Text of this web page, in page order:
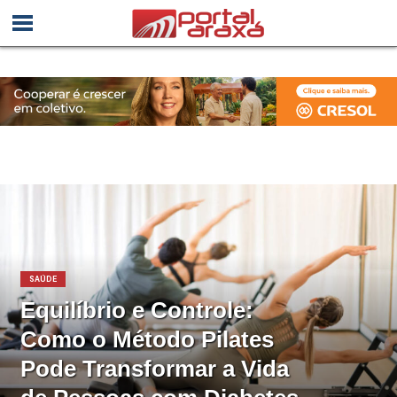
SAÚDE
Equilíbrio e Controle:
Como o Método Pilates
Pode Transformar a Vida